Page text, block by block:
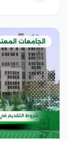
الجامعات